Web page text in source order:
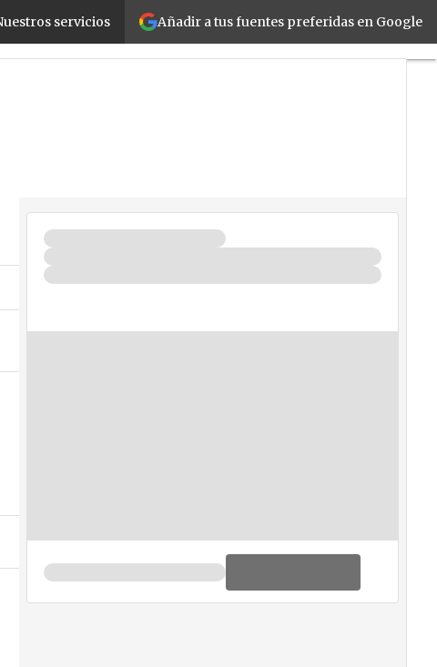
Añadir a tus fuentes preferidas en Google
servicios
SeguridadLa Guía del ISV